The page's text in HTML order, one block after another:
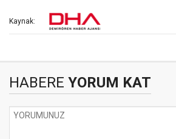
Kaynak:
HABERE YORUM KAT